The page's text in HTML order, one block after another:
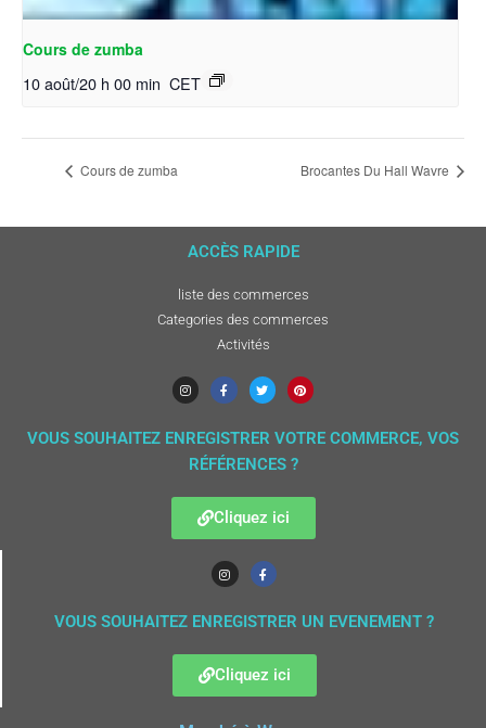
Cours de zumba
10 août/20 h 00 min CET
Cours de zumba Brocantes Du Hall Wavre
ACCÈS RAPIDE
liste des commerces
Categories des commerces
Activités
VOUS SOUHAITEZ ENREGISTRER VOTRE COMMERCE, VOS
RÉFÉRENCES ?
Cliquez ici
VOUS SOUHAITEZ ENREGISTRER UN EVENEMENT ?
Cliquez ici